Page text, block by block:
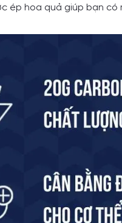
ép hoa quả giúp bạn